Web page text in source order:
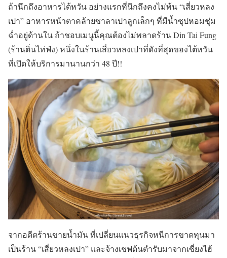
ถ้านึกถึงอาหารไต้หวัน อย่างแรกที่นึกถึงคงไม่พ้น “เสี่ยวหลง
เปา” อาหารหน้าตาคล้ายซาลาเปาลูกเล็กๆ ที่มีน้ำซุปหอมชุ่ม
ฉ่ำอยู่ด้านใน ถ้าชอบเมนูนี้คุณต้องไม่พลาดร้าน Din Tai Fung
(ร้านติ่นไท่ฟ่ง) หนึ่งในร้านเสี่ยวหลงเปาที่ดังที่สุดของไต้หวัน
ที่เปิดให้บริการมานานกว่า 48 ปี!!
จากอดีตร้านขายน้ำมัน ที่เปลี่ยนแนวธุรกิจหนีการขาดทุนมา
เป็นร้าน “เสี่ยวหลงเปา” และจ้างเชฟต้นตำรับมาจากเซี่ยงไฮ้